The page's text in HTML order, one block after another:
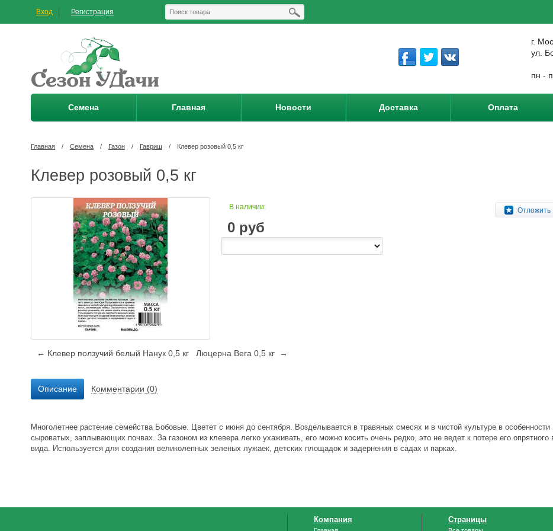
Вход Регистрация
г.
ул.
пн -
Семена Главная Новости Доставка Оплата
Главная / Семена / Газон / Гавриш / Клевер розовый 0,5 кг
Клевер розовый 0,5 кг
Отложить
В наличии:
0 руб
← Клевер ползучий белый Нанук 0,5 кг Люцерна Вега 0,5 кг →
Описание Комментарии (0)
Многолетнее растение семейства Бобовые. Цветет с июня до сентября. Возделывается в травяных смесях и в чистой культуре в особенности
сыроватых, заплывающих почвах. За газоном из клевера легко ухаживать, его можно косить очень редко, это не ведет к потере его опрятного
вида. Используется для создания великолепных зеленых лужаек, детских площадок и задернения в садах и парках.
Компания Страницы